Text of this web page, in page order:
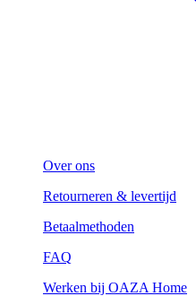
Over ons
Retourneren & levertijd
Betaalmethoden
FAQ
Werken bij OAZA Home